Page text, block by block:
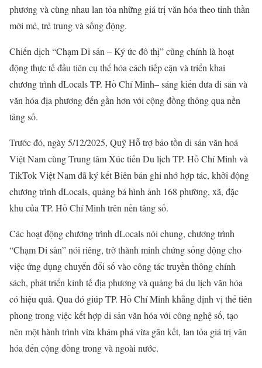
phương và cùng nhau lan tỏa những giá trị văn hóa theo tinh thần
mới mẻ, trẻ trung và sống động.
Chiến dịch “Chạm Di sản – Ký ức đô thị” cũng chính là hoạt
động thực tế đầu tiên cụ thể hóa cách tiếp cận và triển khai
chương trình dLocals TP. Hồ Chí Minh– sáng kiến đưa di sản và
văn hóa địa phương đến gần hơn với cộng đồng thông qua nền
tảng số.
Trước đó, ngày 5/12/2025, Quỹ Hỗ trợ bảo tồn di sản văn hoá
Việt Nam cùng Trung tâm Xúc tiến Du lịch TP. Hồ Chí Minh và
TikTok Việt Nam đã ký kết Biên bản ghi nhớ hợp tác, khởi động
chương trình dLocals, quảng bá hình ảnh 168 phường, xã, đặc
khu của TP. Hồ Chí Minh trên nền tảng số.
Các hoạt động chương trình dLocals nói chung, chương trình
“Chạm Di sản” nói riêng, trở thành minh chứng sống động cho
việc ứng dụng chuyển đổi số vào công tác truyền thông chính
sách, phát triển kinh tế địa phương và quảng bá du lịch văn hóa
có hiệu quả. Qua đó giúp TP. Hồ Chí Minh khẳng định vị thế tiên
phong trong việc kết hợp di sản văn hóa với công nghệ số, tạo
nên một hành trình vừa khám phá vừa gắn kết, lan tỏa giá trị văn
hóa đến cộng đồng trong và ngoài nước.